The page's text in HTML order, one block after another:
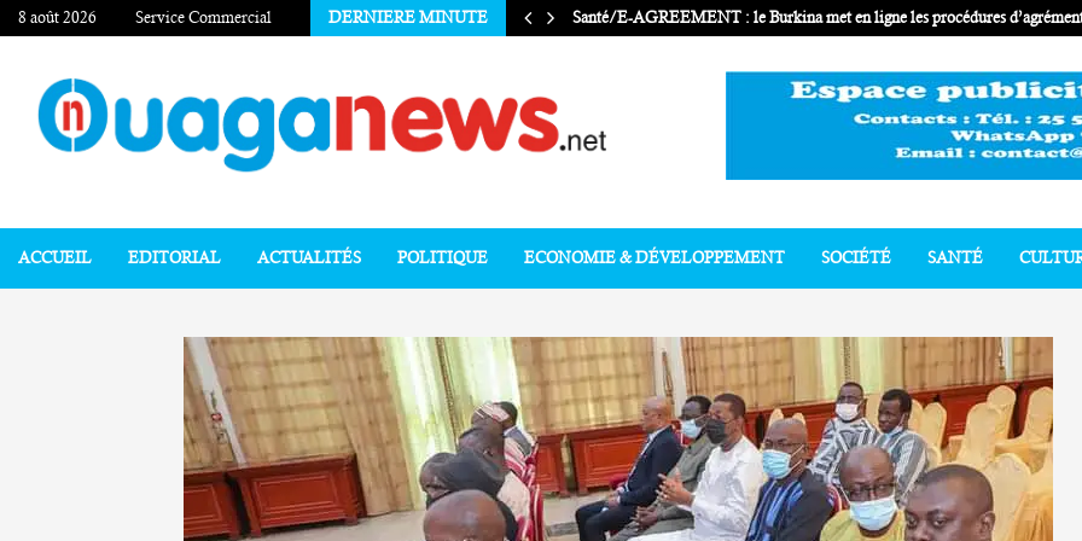
8 août 2026 Service Commercial DERNIERE MINUTE Santé/E-AGREEMENT : le Burkina met en ligne les procédures
ACCUEIL EDITORIAL ACTUALITÉS POLITIQUE ECONOMIE & DÉVELOPPEMENT SOCIÉTÉ SANTÉ